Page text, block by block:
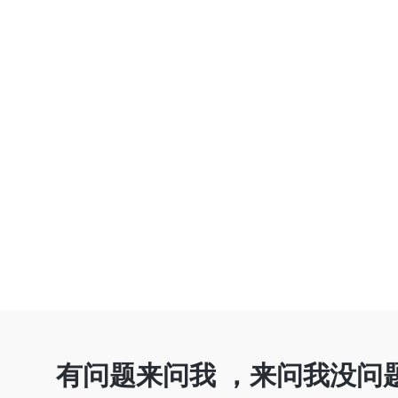
有问题来问我 ，来问我没问